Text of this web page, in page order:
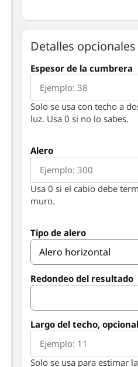
Detalles opcionales
Espesor de la cumbrera
Solo se usa con techo a
luz. Usa 0 si no lo sabes.
Alero
Usa 0 si el cabio debe
muro.
Tipo de alero
Redondeo del resultado
Largo del techo, opcional
Solo se usa para estimar